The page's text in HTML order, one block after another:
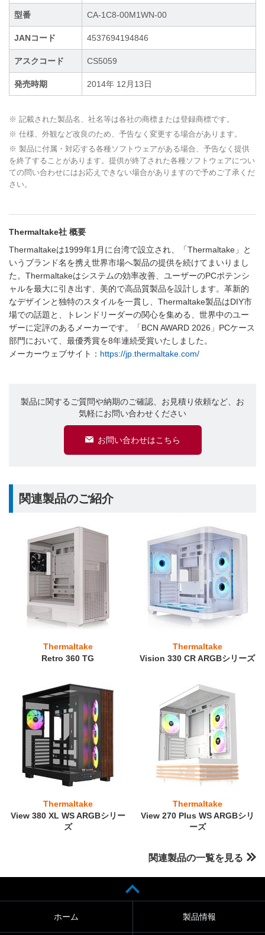
型番 CA-1C8-00M1WN-00
JANコード 4537694194846
アスクコード CS5059
発売時期 2014年 12月13日
※ 記載された製品名、社名等は各社の商標または登録商標です。
※ 仕様、外観など改良のため、予告なく変更する場合があります。
※ 製品に付属・対応する各種ソフトウェアがある場合、予告なく提供
を終了することがあります。提供が終了された各種ソフトウェアについ
ての問い合わせにはお応えできない場合がありますので予めご了承くだ
さい。
Thermaltake社 概要
Thermaltakeは1999年1月に台湾で設立され、「Thermaltake」と
いうブランド名を携え世界市場へ製品の提供を続けてまいりまし
た。Thermaltakeはシステムの効率改善、ユーザーのPCポテンシ
ャルを最大に引き出す、美的で高品質製品を設計します。革新的
なデザインと独特のスタイルを一貫し、Thermaltake製品はDIY市
場での話題と、トレンドリーダーの関心を集める、世界中のユー
ザーに定評のあるメーカーです。「BCN AWARD 2026」PCケース
部門において、最優秀賞を8年連続受賞いたしました。
メーカーウェブサイト： https://jp.thermaltake.com/
製品に関するご質問や納期のご確認、お見積り依頼など、お
気軽にお問い合わせください
お問い合わせはこちら
関連製品のご紹介
Thermaltake
Retro 360 TG
Thermaltake
Vision 330 CR ARGBシリーズ
Thermaltake
View 380 XL WS ARGBシリー
ズ
Thermaltake
View 270 Plus WS ARGBシリ
ーズ
関連製品の一覧を見る
ホーム 製品情報